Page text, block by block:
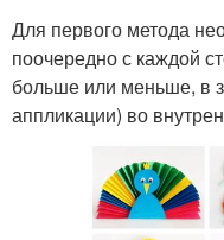
Для первого метода
поочередно с каждой
больше или меньше, в
аппликации) во